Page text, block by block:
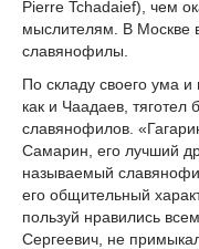
Pierre Tchadaief), чем
мыслителям. В Москве
славянофилы.
По складу своего ума
как и Чаадаев, тяготел
славянофилов.
Самарин, его лучший
называемый
его общительный
пользуй нравились
Сергеевич, не